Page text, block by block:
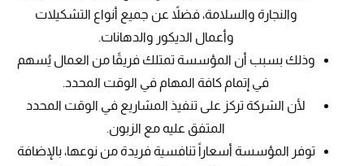
والنجارة والسلامة، فضلاً عن جميع أنواع التشكيلات
وأعمال الديكور والدهانات.
وذلك بسبب أن المؤسسة تمتلك فريقًا من العمال يُسهم
في إتمام كافة المهام في الوقت المحدد.
لأن الشركة تركز على تنفيذ المشاريع في الوقت المحدد
المتفق عليه مع الزبون.
توفر المؤسسة أسعاراً تنافسية فريدة من نوعها، بالإضافة